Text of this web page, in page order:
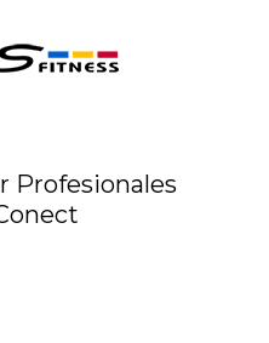
Profesionales